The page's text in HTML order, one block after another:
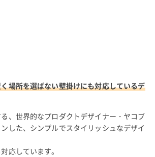
場所を選ばない壁掛けにも対応しているデ
、世界的なプロダクトデザイナー・ヤコブ
した、シンプルでスタイリッシュなデザイ
応しています。